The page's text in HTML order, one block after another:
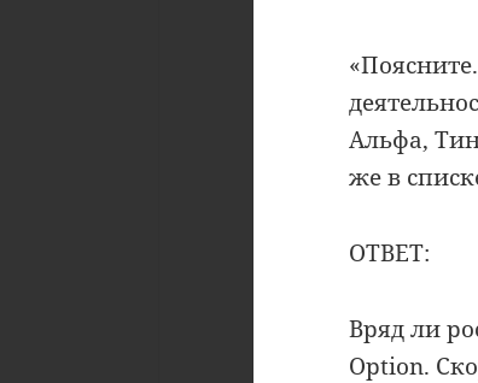
Альфа,
же в
ОТВЕТ:
Вряд ли
Option.